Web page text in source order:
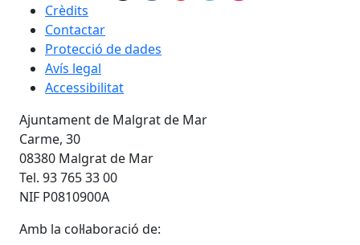
Crèdits
Contactar
Protecció de dades
Avís legal
Accessibilitat
Ajuntament de Malgrat de Mar
Carme, 30
08380 Malgrat de Mar
Tel. 93 765 33 00
NIF P0810900A
Amb la col·laboració de: